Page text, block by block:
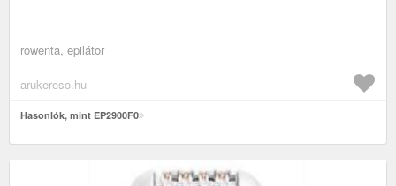
rowenta, epilátor
arukereso.hu
Hasonlók, mint EP2900F0